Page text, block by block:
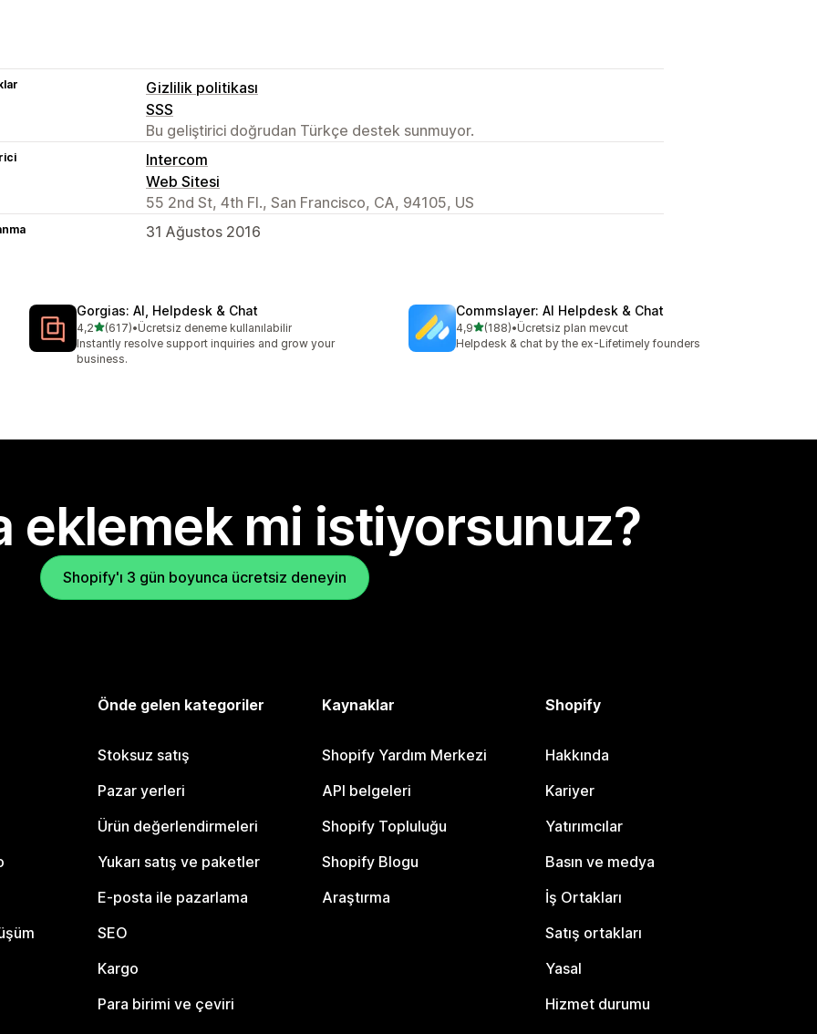
Gizlilik politikası
SSS
Bu geliştirici doğrudan Türkçe destek sunmuyor.
Intercom
Web Sitesi
55 2nd St, 4th Fl., San Francisco, CA, 94105, US
31 Ağustos 2016
Gorgias: AI, Helpdesk & Chat
4,25 yıldız üzerinden
(617)
toplam 617 değerlendirme
•Ücretsiz deneme kullanılabilir
Instantly resolve support inquiries and grow your
business.
Commslayer: AI Helpdesk & Chat
4,95 yıldız üzerinden
(188)
toplam 188 değerlendirme
•Ücretsiz plan mevcut
Helpdesk & chat by the ex-Lifetimely founders
eklemek mi istiyorsunuz?
Shopify'ı 3 gün boyunca ücretsiz deneyin
Önde gelen kategoriler
Stoksuz satış
Pazar yerleri
Ürün değerlendirmeleri
Yukarı satış ve paketler
E-posta ile pazarlama
SEO
Kargo
Para birimi ve çeviri
Kaynaklar
Shopify Yardım Merkezi
API belgeleri
Shopify Topluluğu
Shopify Blogu
Araştırma
Shopify
Hakkında
Kariyer
Yatırımcılar
Basın ve medya
İş Ortakları
Satış ortakları
Yasal
Hizmet durumu